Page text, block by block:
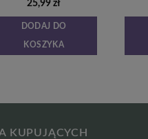
25,99zł
DODAJ DO
KOSZYKA
KUPUJĄCYCH